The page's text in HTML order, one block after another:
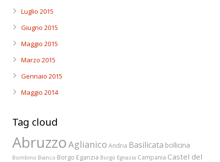
Luglio 2015
Giugno 2015
Maggio 2015
Marzo 2015
Gennaio 2015
Maggio 2014
Tag cloud
AbruzzoAglianico Andria Basilicata bollicina
Bombino Bianco Borgo Eganzia Borgo Egnazia Campania Castel del